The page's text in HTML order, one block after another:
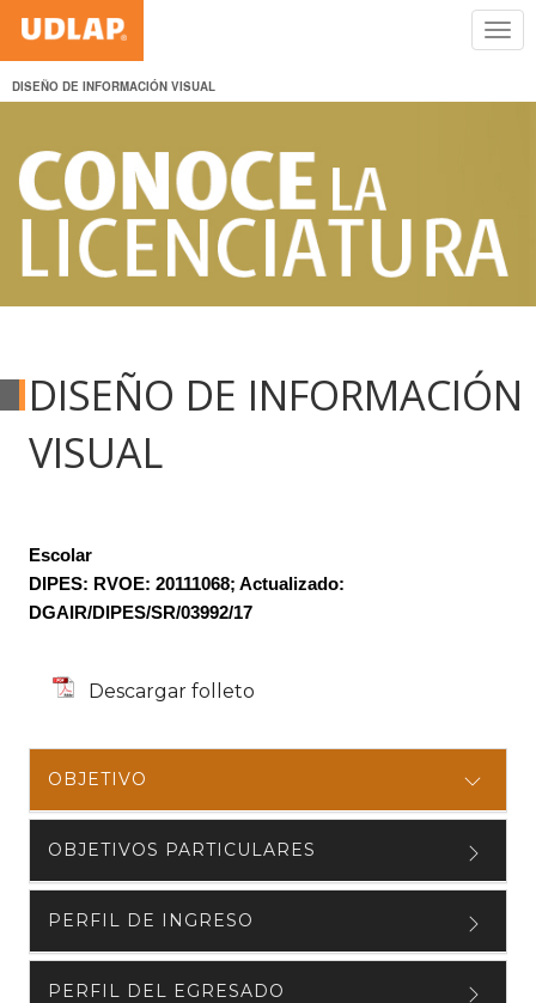
DISEÑO DE INFORMACIÓN VISUAL
DISEÑO DE INFORMACIÓN
VISUAL
Escolar
DIPES: RVOE: 20111068; Actualizado:
DGAIR/DIPES/SR/03992/17
Descargar folleto
OBJETIVO
OBJETIVOS PARTICULARES
PERFIL DE INGRESO
PERFIL DEL EGRESADO